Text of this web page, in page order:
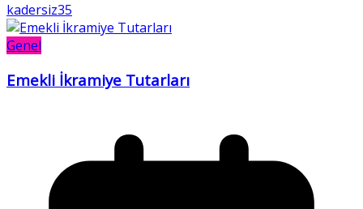
kadersiz35
Genel
Emekli İkramiye Tutarları